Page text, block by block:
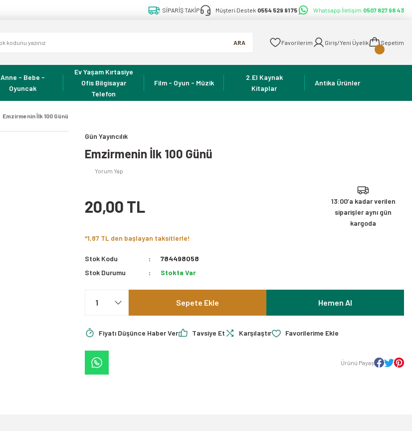
SİPARİŞ TAKİP Müşteri Destek 0554 529 91 75 Whatsapp İletişim 0507 827 98 43
ARA Favorilerim Giriş/Yeni Üyelik Sepetim
Anne - Bebe -
Oyuncak
Ev Yaşam Kırtasiye
Ofis Bilgisayar
Telefon
Film - Oyun - Müzik
2.El Kaynak
Kitaplar
Antika Ürünler
Emzirmenin İlk 100 Günü
Gün Yayıncılık
Emzirmenin İlk 100 Günü
Yorum Yap
20,00 TL
13:00’a kadar verilen
siparişler aynı gün
kargoda
*1,87 TL den başlayan taksitlerle!
Stok Kodu
784498058
Stok Durumu
Stokta Var
Sepete Ekle Hemen Al
Fiyatı Düşünce Haber Ver Tavsiye Et Karşılaştır
Ürünü Payaş